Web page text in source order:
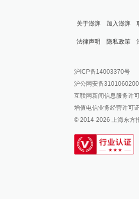
关于澎湃 加入澎湃
法律声明 隐私政策
澎湃新闻
澎湃新
派生万
IP
SIXTH
报料邮箱:
沪ICP备14003370号
沪公网安备
互联网新闻信息服务许
增值电信业务经营许可
© 2014-2026 上海东方